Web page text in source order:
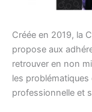
Créée en 2019, la
propose aux
retrouver en non
les
professionnelle et